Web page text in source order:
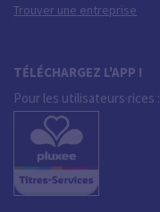
Trouver une entreprise
TÉLÉCHARGEZ L'APP !
Pour les utilisateurs·rices :